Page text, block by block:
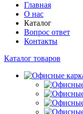
Главная
О нас
Каталог
Вопрос ответ
Контакты
Каталог товаров